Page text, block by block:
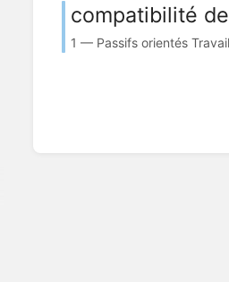
compatibilité
1 — Passifs orientés